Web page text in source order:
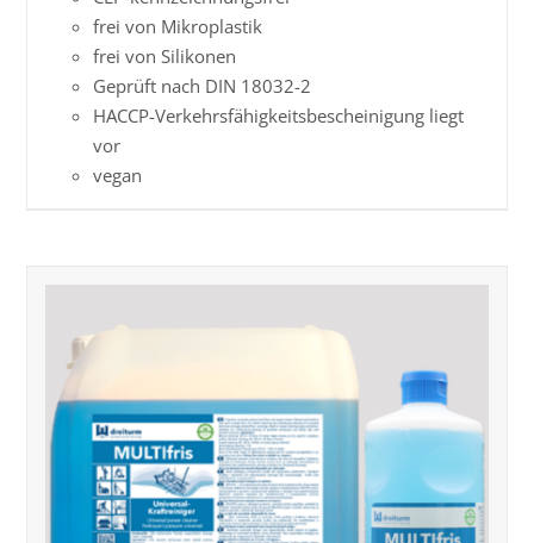
frei von Mikroplastik
frei von Silikonen
Geprüft nach DIN 18032-2
HACCP-Verkehrs­­fähig­keits­­beschei­nigung liegt
vor
vegan